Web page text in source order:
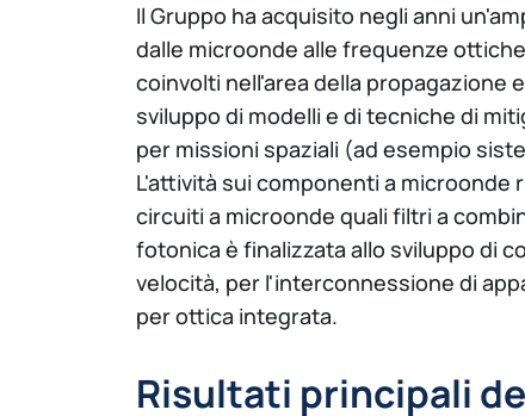
Il Gruppo ha acquisito negli anni
dalle microonde alle frequenze
coinvolti nell'area della propagazione
sviluppo di modelli e di tecniche di
per missioni spaziali (ad esempio
L'attività sui componenti a microonde
circuiti a microonde quali filtri a
fotonica è finalizzata allo sviluppo di
velocità, per l'interconnessione di
per ottica integrata.
Risultati principali